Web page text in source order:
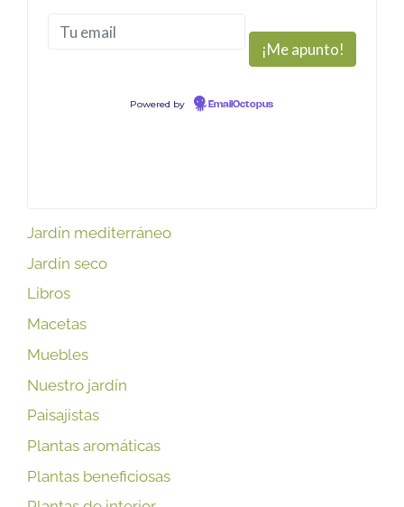
Powered by EmailOctopus
Jardín mediterráneo
Jardín seco
Libros
Macetas
Muebles
Nuestro jardín
Paisajistas
Plantas aromáticas
Plantas beneficiosas